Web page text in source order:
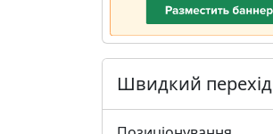
Швидкий перехід